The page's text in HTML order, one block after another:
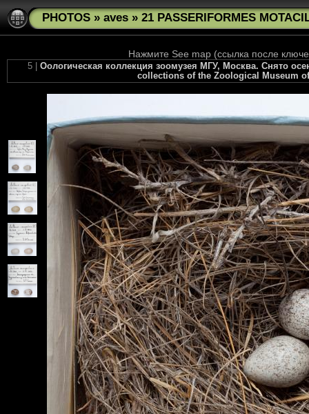
PHOTOS » aves » 21 PASSERIFORMES
Нажмите See map (ссылка после
5 |Оологическая коллекция зоомузея МГУ, Москва. Снято
collections of the Zoological Museum